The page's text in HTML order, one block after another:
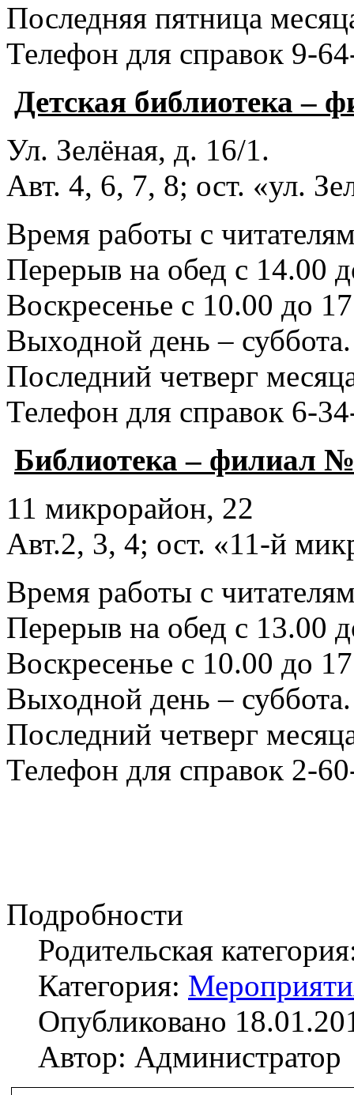
Последняя пятница
Телефон для справок 9-
Детская библиотека –
Ул. Зелёная, д. 16/1.
Авт. 4, 6, 7, 8; ост. «ул.
Время работы с
Перерыв на обед с 14.00
Воскресенье с 10.00 до
Выходной день – суббота.
Последний четверг
Телефон для справок 6-
Библиотека – филиал
11 микрорайон, 22
Авт.2, 3, 4; ост. «11-й
Время работы с
Перерыв на обед с 13.00
Воскресенье с 10.00 до
Выходной день – суббота.
Последний четверг
Телефон для справок 2-
Подробности
Родительская
Категория:
Опубликовано
Автор: Администратор